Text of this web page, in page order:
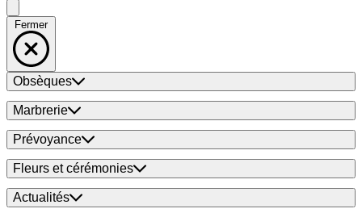
Fermer
Obsèques
Marbrerie
Prévoyance
Fleurs et cérémonies
Actualités